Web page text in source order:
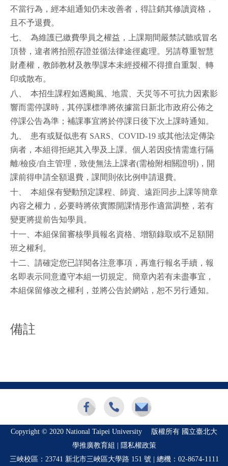
不當行為，經本組通知仍未改善者，得註銷其修讀資格，
且不予退費。
七、 為維護已繳費學員之權益，上課期間嚴禁試聽或冒名
頂替，違者將拍照存證並循法律途徑處理。另請尊重智慧
財產權，教師教材及教學課本未經授權不得擅自重製、轉
印或散布。
八、 本招生課程如遇颱風、地震、天災等不可抗力因素影
響而需停課時，其停課標準將依據當日新北市政府公佈之
停課公告為準；補課事宜將於停課日後下次上課時通知。
九、 患有或疑似患有 SARS、COVID-19 或其他法定傳染
病者，本組得拒絕其入學及上課。個人若因疫情需進行隔
離/檢疫/自主管理，致使無法上課者(需檢附相關證明)，開
課前得申請全額退費，課間則依比例申請退費。
十、 本組保有變動預定課程、師資、遠距同步上課等簡章
內容之權力，必要時將依實際開課情形作適當調整，若有
變更將提前告知學員。
十一、本組保留審核學員報名資格、增額錄取或不足額開
班之權利。
十二、請確定您已詳閱各注意事項，再進行報名手續，報
名即表示同意遵守本組一切規定。簡章內若有未盡事宜，
本組保留修改之權利，並將公告於網站，恕不另行通知。
備註
Copyright © 2020 National Taipei University 版權所有 國立臺北大
學推廣教育組 | 隱私權政策
三峽校區：23741 新北市三峽區大學路 151 號 | 總機： 02-8674-1111